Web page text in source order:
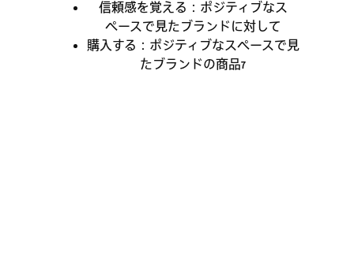
信頼感を覚える：ポジティブなス
ペースで見たブランドに対して
購入する：ポジティブなスペースで見
たブランドの商品7